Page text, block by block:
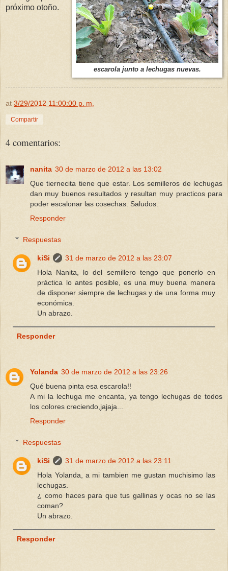
escarola junto a lechugas nuevas.
próximo otoño.
at 3/29/2012 11:00:00 p. m.
Compartir
4 comentarios:
nanita 30 de marzo de 2012 a las 13:02
Que tiernecita tiene que estar. Los semilleros de lechugas
dan muy buenos resultados y resultan muy practicos para
poder escalonar las cosechas. Saludos.
Responder
Respuestas
kiSi
31 de marzo de 2012 a las 23:07
Hola Nanita, lo del semillero tengo que ponerlo en
práctica lo antes posible, es una muy buena manera
de disponer siempre de lechugas y de una forma muy
económica.
Un abrazo.
Responder
Yolanda 30 de marzo de 2012 a las 23:26
Qué buena pinta esa escarola!!
A mi la lechuga me encanta, ya tengo lechugas de todos
los colores creciendo,jajaja...
Responder
Respuestas
kiSi
31 de marzo de 2012 a las 23:11
Hola Yolanda, a mi tambien me gustan muchisimo las
lechugas.
¿ como haces para que tus gallinas y ocas no se las
coman?
Un abrazo.
Responder